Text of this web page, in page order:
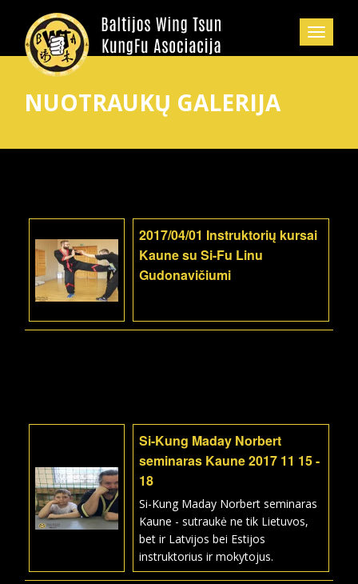
NUOTRAUKŲ GALERIJA
2017/04/01 Instruktorių kursai
Kaune su Si-Fu Linu
Gudonavičiumi
Si-Kung Maday Norbert
seminaras Kaune 2017 11 15 -
18
Si-Kung Maday Norbert seminaras
Kaune - sutraukė ne tik Lietuvos,
bet ir Latvijos bei Estijos
instruktorius ir mokytojus.